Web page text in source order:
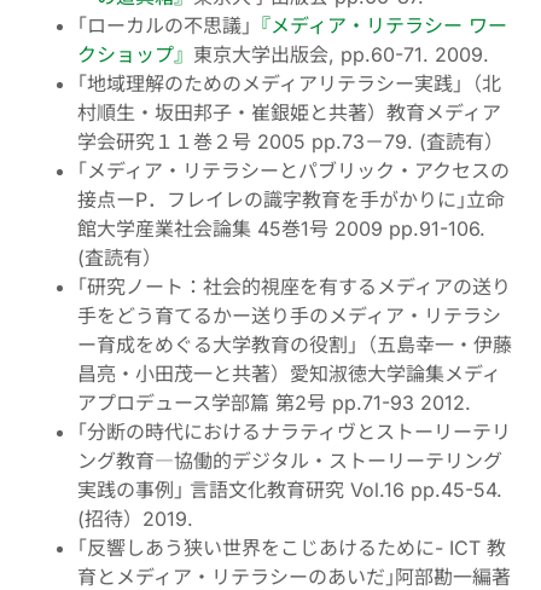
｢ローカルの不思議｣ 『メディア・リテラシー ワー
クショップ』 東京大学出版会, pp.60-71. 2009.
｢地域理解のためのメディアリテラシー実践｣（北
村順生・坂田邦子・崔銀姫と共著）教育メディア
学会研究１１巻２号 2005 pp.73－79. (査読有）
｢メディア・リテラシーとパブリック・アクセスの
接点ーP．フレイレの識字教育を手がかりに｣立命
館大学産業社会論集 45巻1号 2009 pp.91-106.
(査読有）
｢研究ノート：社会的視座を有するメディアの送り
手をどう育てるかー送り手のメディア・リテラシ
ー育成をめぐる大学教育の役割｣（五島幸一・伊藤
昌亮・小田茂一と共著）愛知淑徳大学論集メディ
アプロデュース学部篇 第2号 pp.71-93 2012.
｢分断の時代におけるナラティヴとストーリーテリ
ング教育―協働的デジタル・ストーリーテリング
実践の事例｣ 言語文化教育研究 Vol.16 pp.45-54.
(招待）2019.
｢反響しあう狭い世界をこじあけるために- ICT 教
育とメディア・リテラシーのあいだ｣阿部勘一編著